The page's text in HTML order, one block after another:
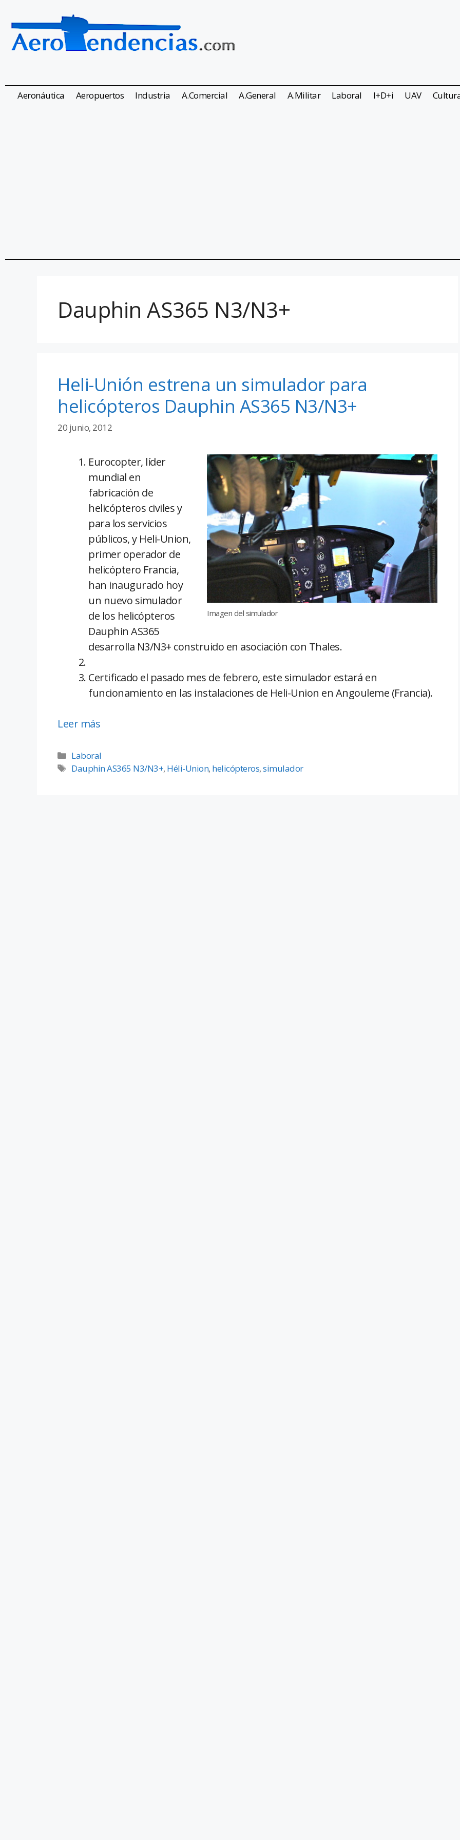
Aeronáutica Aeropuertos Industria A.Comercial A.General A.Militar Laboral I+D+i UAV
Dauphin AS365 N3/N3+
Heli-Unión estrena un simulador para
helicópteros Dauphin AS365 N3/N3+
20 junio, 2012
Imagen del simulador
Eurocopter, líder
mundial en
fabricación de
helicópteros civiles y
para los servicios
públicos, y Heli-Union,
primer operador de
helicóptero Francia,
han inaugurado hoy
un nuevo simulador
de los helicópteros
Dauphin AS365
desarrolla N3/N3+ construido en asociación con Thales.
Certificado el pasado mes de febrero, este simulador estará en
funcionamiento en las instalaciones de Heli-Union en Angouleme (Francia).
Leer más
Laboral
Dauphin AS365 N3/N3+, Héli-Union, helicópteros,simulador